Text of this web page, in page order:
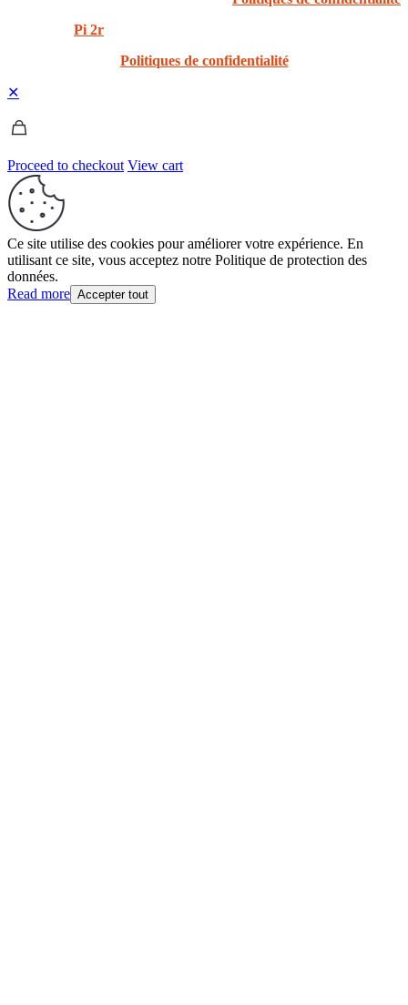
Pi 2r
Politiques de confidentialité
✕
Proceed to checkout View cart
Ce site utilise des cookies pour améliorer votre expérience. En
utilisant ce site, vous acceptez notre Politique de protection des
données.
Read more Accepter tout